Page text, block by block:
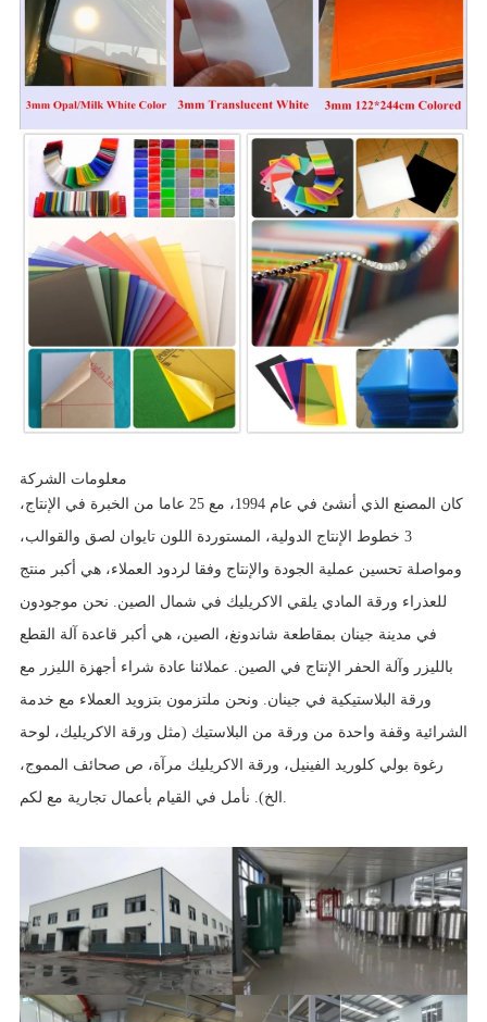
معلومات الشركة
كان المصنع الذي أنشئ في عام 1994، مع 25 عاما من الخبرة في الإنتاج،
3 خطوط الإنتاج الدولية، المستوردة اللون تايوان لصق والقوالب،
ومواصلة تحسين عملية الجودة والإنتاج وفقا لردود العملاء، هي أكبر منتج
للعذراء ورقة المادي يلقي الاكريليك في شمال الصين. نحن موجودون
في مدينة جينان بمقاطعة شاندونغ، الصين، هي أكبر قاعدة آلة القطع
بالليزر وآلة الحفر الإنتاج في الصين. عملائنا عادة شراء أجهزة الليزر مع
ورقة البلاستيكية في جينان. ونحن ملتزمون بتزويد العملاء مع خدمة
الشرائية وقفة واحدة من ورقة من البلاستيك (مثل ورقة الاكريليك، لوحة
رغوة بولي كلوريد الفينيل، ورقة الاكريليك مرآة، ص صحائف المموج،